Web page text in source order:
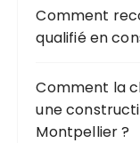
Comment
qualifié en
Comment la
une
Montpellier ?